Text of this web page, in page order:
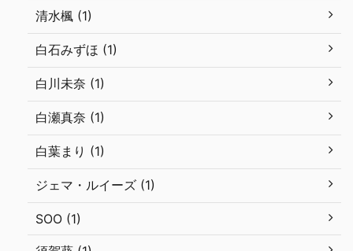
清水楓 (1)
白石みずほ (1)
白川未奈 (1)
白瀬真奈 (1)
白葉まり (1)
ジェマ・ルイーズ (1)
SOO (1)